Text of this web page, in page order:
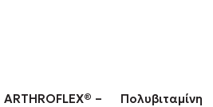
ARTHROFLEX® –
Πολυβιταμίνη